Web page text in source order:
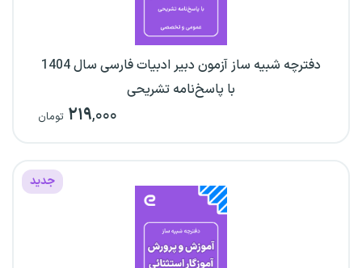
دفترچه شبیه ساز آزمون دبیر ادبیات فارسی سال 1404
با پاسخ‌نامه تشریحی
۲۱۹,۰۰۰ تومان
جدید